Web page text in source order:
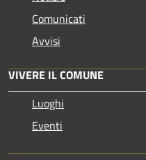
Comunicati
Avvisi
VIVERE IL COMUNE
Luoghi
Eventi